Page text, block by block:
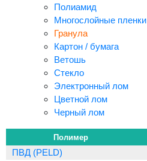
Полиамид
Многослойные пленки
Гранула
Картон / бумага
Ветошь
Стекло
Электронный лом
Цветной лом
Черный лом
Полимер
ПВД (PELD)